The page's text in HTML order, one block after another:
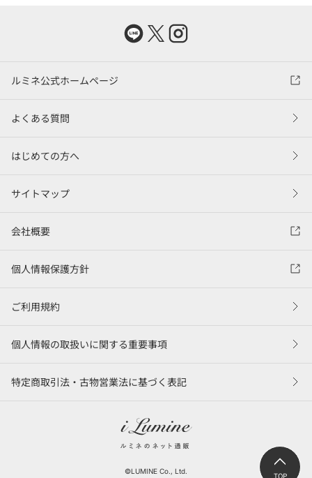
TOP
ルミネ公式ホームページ
よくある質問
はじめての方へ
サイトマップ
会社概要
個人情報保護方針
ご利用規約
個人情報の取扱いに関する重要事項
特定商取引法・古物営業法に基づく表記
©LUMINE Co., Ltd.